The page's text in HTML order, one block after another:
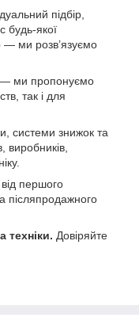
підбір,
будь-якої
— ми розв’язуємо
— ми пропонуємо
так і для
системи знижок та
виробників,
першого
післяпродажного
техніки. Довіряйте